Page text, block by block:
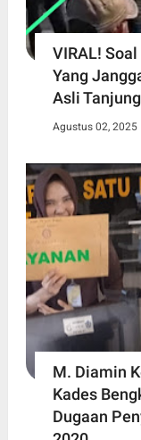
VIRAL!
Yang
Asli
Agustus 02, 2025
M. Diamin
Kades
Dugaan